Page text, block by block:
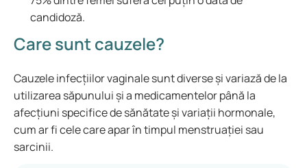
candidoză.
Care sunt cauzele?
Cauzele infecțiilor vaginale sunt diverse și variază de la
utilizarea săpunului și a medicamentelor până la
afecțiuni specifice de sănătate și variații hormonale,
cum ar fi cele care apar în timpul menstruației sau
sarcinii.